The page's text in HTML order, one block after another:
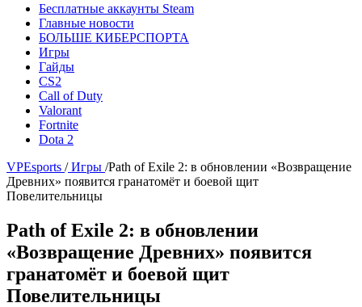
Бесплатные аккаунты Steam
Главные новости
БОЛЬШЕ КИБЕРСПОРТА
Игры
Гайды
CS2
Call of Duty
Valorant
Fortnite
Dota 2
VPEsports / Игры /Path of Exile 2: в обновлении «Возвращение
Древних» появится гранатомёт и боевой щит
Повелительницы
Path of Exile 2: в обновлении
«Возвращение Древних» появится
гранатомёт и боевой щит
Повелительницы